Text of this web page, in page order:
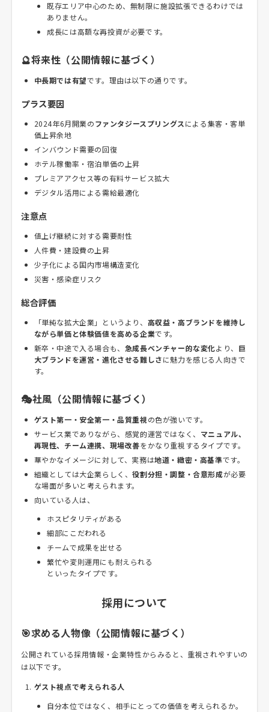
既存エリア中心のため、無制限に施設拡張できるわけでは
ありません。
成長には高額な再投資が必要です。
🔮将来性（公開情報に基づく）
中長期では有望です。理由は以下の通りです。
プラス要因
2024年6月開業のファンタジースプリングスによる集客・客単
価上昇余地
インバウンド需要の回復
ホテル稼働率・宿泊単価の上昇
プレミアアクセス等の有料サービス拡大
デジタル活用による需給最適化
注意点
値上げ継続に対する需要耐性
人件費・建設費の上昇
少子化による国内市場構造変化
災害・感染症リスク
総合評価
「単純な拡大企業」というより、 高収益・高ブランドを維持し
ながら単価と体験価値を高める企業です。
新卒・中途で入る場合も、 急成長ベンチャー的な変化より、 巨
大ブランドを運営・進化させる難しさに魅力を感じる人向きで
す。
🎭社風（公開情報に基づく）
ゲスト第一・安全第一・品質重視の色が強いです。
サービス業でありながら、感覚的運営ではなく、 マニュアル、
再現性、チーム連携、現場改善をかなり重視するタイプです。
華やかなイメージに対して、実務は地道・緻密・高基準です。
組織としては大企業らしく、役割分担・調整・合意形成が必要
な場面が多いと考えられます。
向いている人は、
ホスピタリティがある
細部にこだわれる
チームで成果を出せる
繁忙や変則運用にも耐えられる
といったタイプです。
採用について
🎯求める人物像（公開情報に基づく）
公開されている採用情報・企業特性からみると、重視されやすいの
は以下です。
ゲスト視点で考えられる人
自分本位ではなく、相手にとっての価値を考えられるか。